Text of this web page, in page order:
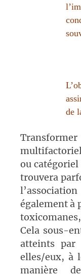
de
ou catégoriel
trouvera
également à
Cela sous-
atteints par
elles/eux, à
manière